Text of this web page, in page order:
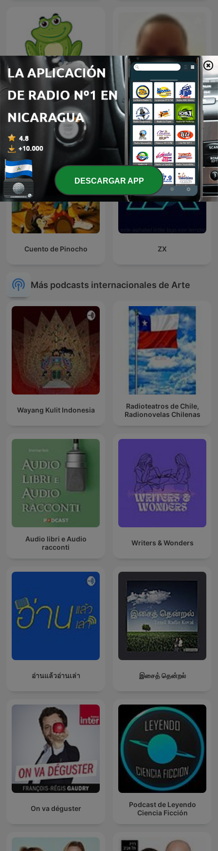
Cuentos para niños Q
Cuento de Pinocho ZX
Más podcasts internacionales de Arte
Wayang Kulit Indonesia
Radioteatros de Chile,
Radionovelas Chilenas
Audio libri e Audio
racconti
Writers & Wonders
อ่านแล้วอ่านเล่า இசைத் தென்றல்
On va déguster
Podcast de Leyendo
Ciencia Ficción
DESCARGAR APP